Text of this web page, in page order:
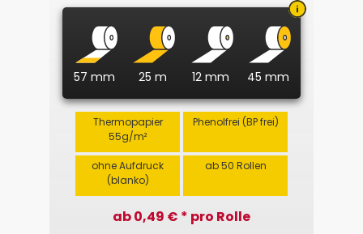
57 mm 25 m 12 mm 45 mm
Thermopapier
55g/m²
Phenolfrei (BP frei)
ohne Aufdruck
(blanko)
ab 50 Rollen
ab 0,49 € * pro Rolle